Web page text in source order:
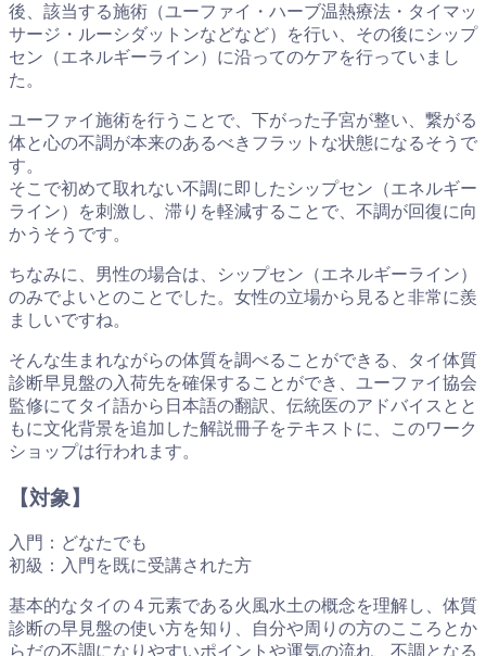
後、該当する施術（ユーファイ・ハーブ温熱療法・タイマッ
サージ・ルーシダットンなどなど）を行い、その後にシップ
セン（エネルギーライン）に沿ってのケアを行っていまし
た。
ユーファイ施術を行うことで、下がった子宮が整い、繋がる
体と心の不調が本来のあるべきフラットな状態になるそうで
す。
そこで初めて取れない不調に即したシップセン（エネルギー
ライン）を刺激し、滞りを軽減することで、不調が回復に向
かうそうです。
ちなみに、男性の場合は、シップセン（エネルギーライン）
のみでよいとのことでした。女性の立場から見ると非常に羨
ましいですね。
そんな生まれながらの体質を調べることができる、タイ体質
診断早見盤の入荷先を確保することができ、ユーファイ協会
監修にてタイ語から日本語の翻訳、伝統医のアドバイスとと
もに文化背景を追加した解説冊子をテキストに、このワーク
ショップは行われます。
【対象】
入門：どなたでも
初級：入門を既に受講された方
基本的なタイの４元素である火風水土の概念を理解し、体質
診断の早見盤の使い方を知り、自分や周りの方のこころとか
らだの不調になりやすいポイントや運気の流れ、不調となる